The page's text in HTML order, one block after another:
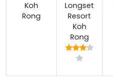
Koh
Rong
Longset
Resort
Koh
Rong